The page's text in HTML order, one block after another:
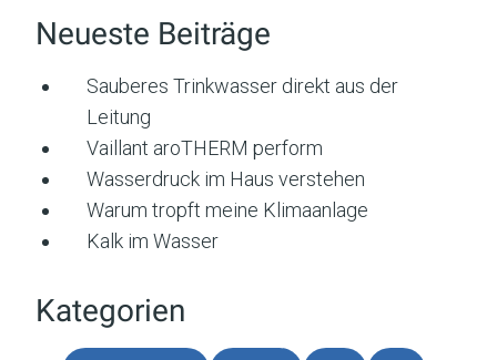
Neueste Beiträge
Sauberes Trinkwasser direkt aus der
Leitung
Vaillant aroTHERM perform
Wasserdruck im Haus verstehen
Warum tropft meine Klimaanlage
Kalk im Wasser
Kategorien